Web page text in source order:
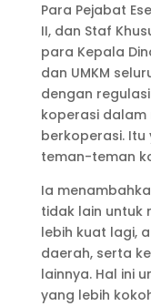
Para Pejabat
II, dan Staf
para Kepala
dan UMKM
dengan
koperasi
berkoperasi.
teman-teman
Ia
tidak lain untuk
lebih kuat lagi,
daerah, serta
lainnya. Hal ini
yang lebih